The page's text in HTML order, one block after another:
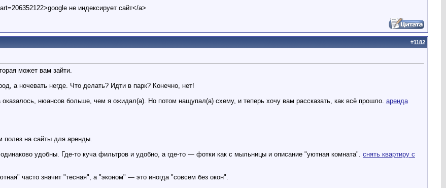
не индексирует сайт</a>
#1182
может вам зайти.
а ночевать негде. Что делать? Идти в парк? Конечно, нет!
нюансов больше, чем я ожидал(а). Но потом нащупал(а) схему, и теперь хочу вам рассказать, как всё прошло. аренда
полез на сайты для аренды.
удобны. Где-то куча фильтров и удобно, а где-то — фотки как с мыльницы и описание "уютная комната". снять квартиру с
часто значит "тесная", а "эконом" — это иногда "совсем без окон".